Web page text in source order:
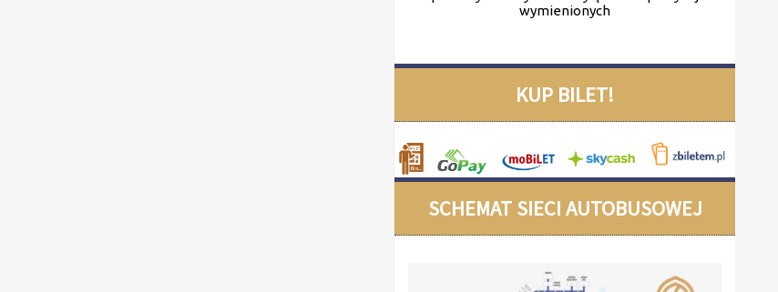
wymienionych
KUP BILET!
SCHEMAT SIECI AUTOBUSOWEJ